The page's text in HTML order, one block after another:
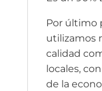
Por último
utilizamos
calidad
locales,
de la